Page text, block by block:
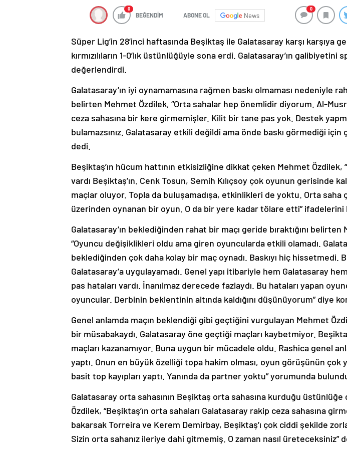
0
BEĞENDİM ABONE OL News
0
Süper Lig’in 28’inci haftasında Beşiktaş ile Galatasaray karşı karşıya
kırmızılıların 1-0’lık üstünlüğüyle sona erdi. Galatasaray’ın galibiyetini
değerlendirdi.
Galatasaray’ın iyi oynamamasına rağmen baskı olmaması nedeniyle
belirten Mehmet Özdilek, “Orta sahalar hep önemlidir diyorum. Al-
ceza sahasına bir kere girmemişler. Kilit bir tane pas yok. Destek
bulamazsınız. Galatasaray etkili değildi ama önde baskı görmediği
dedi.
Beşiktaş’ın hücum hattının etkisizliğine dikkat çeken Mehmet Özdilek,
vardı Beşiktaş’ın. Cenk Tosun, Semih Kılıçsoy çok oyunun gerisinde
maçlar oluyor. Topla da buluşamadışa, etkinlikleri de yoktu. Orta saha
üzerinden oynanan bir oyun. O da bir yere kadar tölare etti” ifadelerini
Galatasaray’ın beklediğinden rahat bir maçı geride bıraktığını belirten
“Oyuncu değişiklikleri oldu ama giren oyuncularda etkili olamadı.
beklediğinden çok daha kolay bir maç oynadı. Baskıyı hiç hissetmedi.
Galatasaray’a uygulayamadı. Genel yapı itibariyle hem Galatasaray
pas hataları vardı. İnanılmaz derecede fazlaydı. Bu hataları yapan
oyuncular. Derbinin beklentinin altında kaldığını düşünüyorum” diye
Genel anlamda maçın beklendiği gibi geçtiğini vurgulayan Mehmet
bir müsabakaydı. Galatasaray öne geçtiği maçları kaybetmiyor.
maçları kazanamıyor. Buna uygun bir mücadele oldu. Rashica genel
yaptı. Onun en büyük özelliği topa hakim olması, oyun görüşünün çok
basit top kayıpları yaptı. Yanında da partner yoktu” yorumunda
Galatasaray orta sahasının Beşiktaş orta sahasına kurduğu
Özdilek, “Beşiktaş’ın orta sahaları Galatasaray rakip ceza sahasına
bakarsak Torreira ve Kerem Demirbay, Beşiktaş’ı çok ciddi şekilde
Sizin orta sahanız ileriye dahi gitmemiş. O zaman nasıl üreteceksiniz”